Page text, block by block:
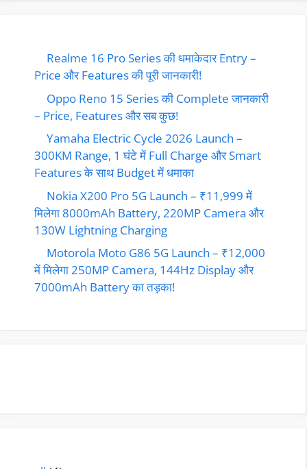
Realme 16 Pro Series की धमाकेदार Entry –
Price और Features की पूरी जानकारी!
Oppo Reno 15 Series की Complete जानकारी
– Price, Features और सब कुछ!
Yamaha Electric Cycle 2026 Launch –
300KM Range, 1 घंटे में Full Charge और Smart
Features के साथ Budget में धमाका
Nokia X200 Pro 5G Launch – ₹11,999 में
मिलेगा 8000mAh Battery, 220MP Camera और
130W Lightning Charging
Motorola Moto G86 5G Launch – ₹12,000
में मिलेगा 250MP Camera, 144Hz Display और
7000mAh Battery का तड़का!